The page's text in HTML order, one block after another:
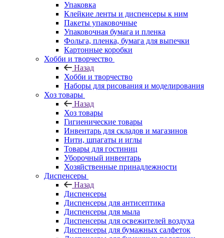
Упаковка
Клейкие ленты и диспенсеры к ним
Пакеты упаковочные
Упаковочная бумага и пленка
Фольга, пленка, бумага для выпечки
Картонные коробки
Хобби и творчество
Назад
Хобби и творчество
Наборы для рисования и моделирования
Хоз товары
Назад
Хоз товары
Гигиенические товары
Инвентарь для складов и магазинов
Нити, шпагаты и иглы
Товары для гостиниц
Уборочный инвентарь
Хозяйственные принадлежности
Диспенсеры
Назад
Диспенсеры
Диспенсеры для антисептика
Диспенсеры для мыла
Диспенсеры для освежителей воздуха
Диспенсеры для бумажных салфеток